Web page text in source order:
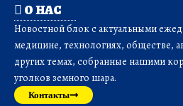
О НАС
Новостной блок с актуальными
медицине, технологиях, обществе,
других темах, собранные нашими
уголков земного шара.
Контакты